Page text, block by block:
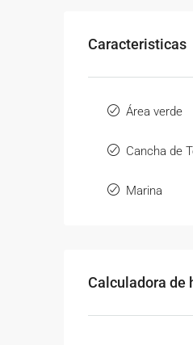
Caracteristicas
Área verde
Cancha de
Marina
Calculadora de